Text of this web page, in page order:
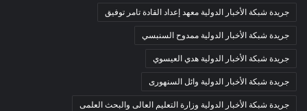
جريدة شبكة الأخبار الدولية معهد إعداد القادة تامر توفيق
جريدة شبكة الأخبار الدولية ممدوح السنبسي
جريدة شبكة الأخبار الدولية هدي العيسوي
جريدة شبكة الأخبار الدولية وائل السنهورى
جريدة شبكة الأخبار الدولية وزارة التعليم العالى والبحث العلمى